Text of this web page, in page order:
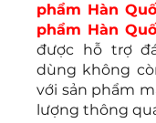
phẩm Hàn
phẩm Hàn
được hỗ trợ
dùng không
với sản phẩm
lượng thông